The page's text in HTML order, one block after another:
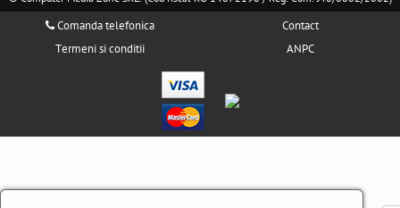
Comanda telefonica
Termeni si conditii
Contact
ANPC